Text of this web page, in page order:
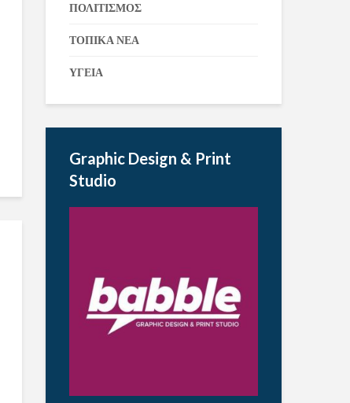
ΠΟΛΙΤΙΣΜΟΣ
ΤΟΠΙΚΑ ΝΕΑ
ΥΓΕΙΑ
Graphic Design & Print
Studio